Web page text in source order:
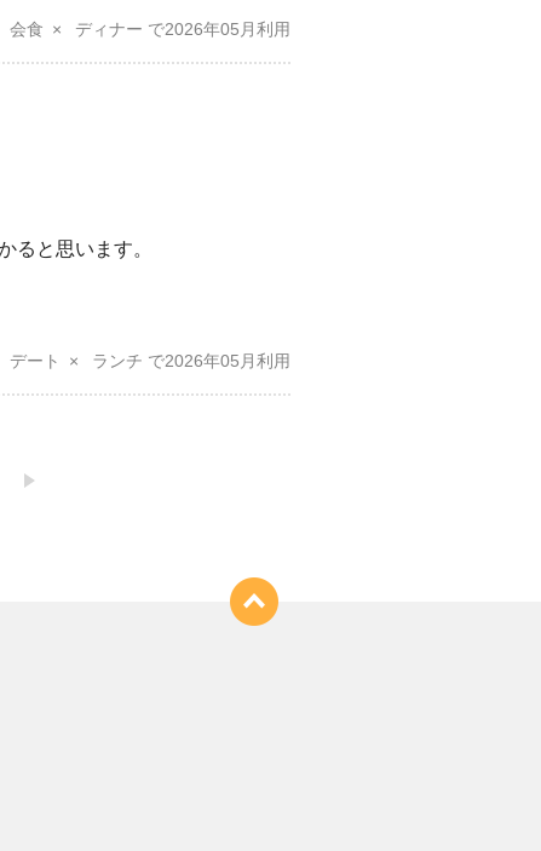
会食 ディナー 2026年05月
ると思います。
デート ランチ 2026年05月